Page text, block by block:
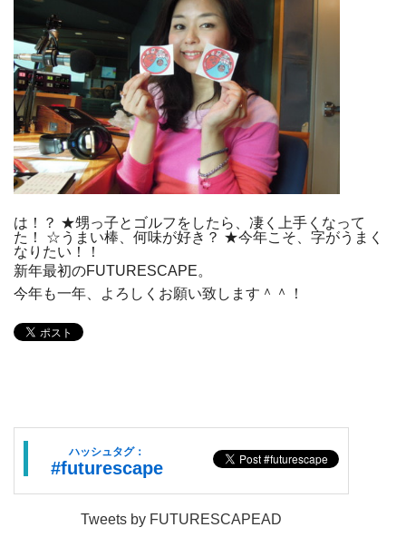
は！？ ★甥っ子とゴルフをしたら、凄く上手くなって
た！ ☆うまい棒、何味が好き？ ★今年こそ、字がうまく
なりたい！！
新年最初のFUTURESCAPE。
今年も一年、よろしくお願い致します＾＾！
ハッシュタグ：
#futurescape
Tweets by FUTURESCAPEAD